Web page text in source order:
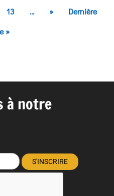
13 … »
Dernière
»
à notre